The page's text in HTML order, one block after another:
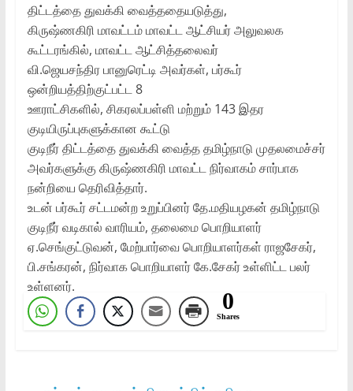
திட்டத்தை துவக்கி வைத்ததையடுத்து,
கிருஷ்ணகிரி மாவட்டம் மாவட்ட ஆட்சியர் அலுவலக
கூட்டரங்கில், மாவட்ட ஆட்சித்தலைவர்
வி.ஜெயசந்திர பானுரெட்டி அவர்கள், பர்கூர்
ஒன்றியத்திற்குட்பட்ட 8
ஊராட்சிகளில், சிகரலப்பள்ளி மற்றும் 143 இதர
குடியிருப்புகளுக்கான கூட்டு
குடிநீர் திட்டத்தை துவக்கி வைத்த தமிழ்நாடு முதலமைச்சர்
அவர்களுக்கு கிருஷ்ணகிரி மாவட்ட நிர்வாகம் சார்பாக
நன்றியை தெரிவித்தார்.
உடன் பர்கூர் சட்டமன்ற உறுப்பினர் தே.மதியழகன் தமிழ்நாடு
குடிநீர் வடிகால் வாரியம், தலைமை பொறியாளர்
ஏ.செங்குட்டுவன், மேற்பார்வை பொறியாளர்கள் ராஜசேகர்,
பி.சங்கரன், நிர்வாக பொறியாளர் கே.சேகர் உள்ளிட்ட பலர்
உள்ளனர்.
0
Shares